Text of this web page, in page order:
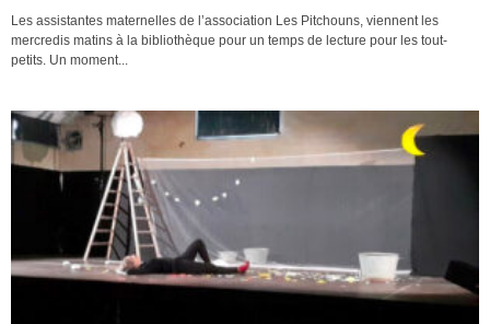
Les assistantes maternelles de l’association Les Pitchouns, viennent les
mercredis matins à la bibliothèque pour un temps de lecture pour les tout-
petits. Un moment...